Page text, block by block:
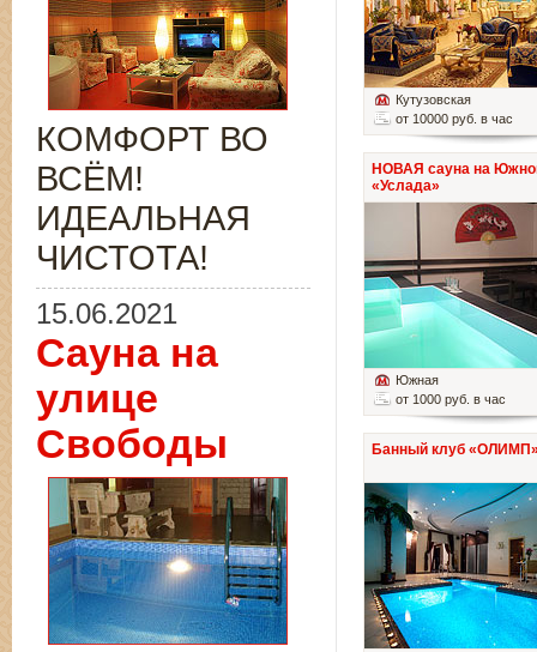
Кутузовская
от 10000 руб. в час
НОВАЯ сауна на
«Услада»
Южная
от 1000 руб. в час
Банный клуб
КОМФОРТ ВО
ВСЁМ!
ИДЕАЛЬНАЯ
ЧИСТОТА!
15.06.2021
Сауна на
улице
Свободы